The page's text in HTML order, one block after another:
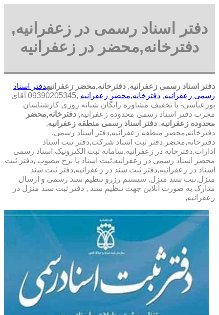
دفتر اسناد رسمی در زعفرانیه,
دفترخانه,محضر در زعفرانیه
دفتر اسناد رسمی زعفرانیه, دفترخانه,محضر زعفرانیهدفتر اسناد
رسمی زعفرانیه, دفترخانه,محضر زعفرانیه
,09390205345 آقای
پورعباسی- با تخفیف مشاوره رايگان شبانه روزی کارشناسان
مجرب دفتر اسناد رسمی محدوده زعفرانیه, دفترخانه,محضر
محدوده زعفرانیه, دفتر اسناد رسمی منطقه زعفرانیه,
دفترخانه,محضر منطقه زعفرانیه,دفتر اسناد رسمی,
دفترخانه,محضر,دفتر ثبت اسناد شرکت,دفتر ثبت اسناد
ادارات,دفترخانه در زعفرانیه,سامانه ثبت الکترونیک اسناد رسمی
محضر اسناد رسمی در زعفرانیه,ثبت اسناد با نرخ مصوب ,دفتر ثبت
اسناد در زعفرانیه,دفتر ثبت سند در زعفرانیه,دفتر ثبت سند
منزل,ثبت سند منزل, سیستم رزرو تنظیم سند رسمی و ارسال
مدارک به صورت آنلاین جهت تنظیم سند , دفتر ثبت سند منزل در
زعفرانیه,